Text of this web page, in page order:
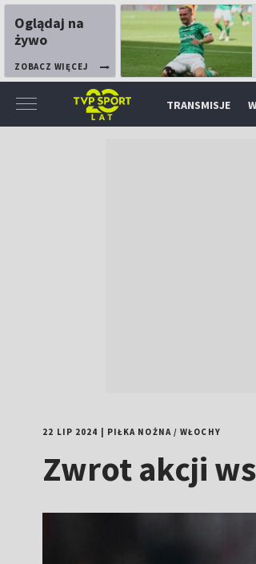
Oglądaj na
żywo
ZOBACZ WIĘCEJ
TRANSMISJE
22 LIP 2024 PIŁKA NOŻNA/WŁOCHY
Zwrot akcji